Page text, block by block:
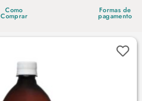
Como
Comprar
Formas de
pagamento